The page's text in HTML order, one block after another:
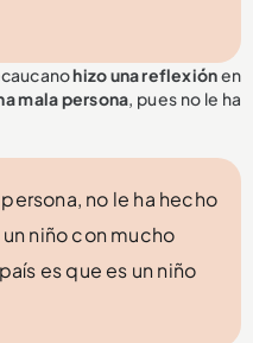
hizo una reflexiónen
mala persona, pues no le ha
no le ha hecho
niño con mucho
es que es un niño